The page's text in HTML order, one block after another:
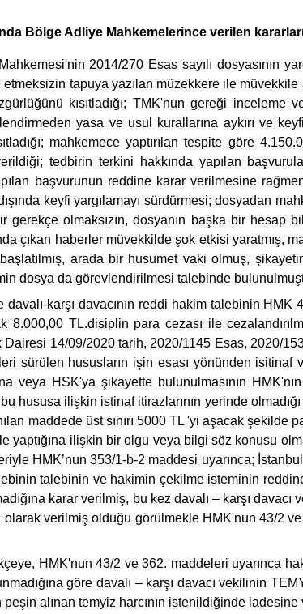
Bölge Adliye Mahkemelerince verilen
2014/270 Esas sayılı dosyasının
tapuya yazılan müzekkere ile müvekkile
kısıtladığı; TMK'nun gereği inceleme
yasa ve usul kurallarına aykırı ve
mahkemece yaptırılan tespite göre
tedbirin terkini hakkında yapılan
başvurunun reddine karar verilmesine
keyfi yargılamayı sürdürmesi; dosyadan
olmaksızın, dosyanın başka bir
çıkan haberler müvekkilde şok etkisi yaratmış,
arada bir husumet vaki olmuş,
dosya da görevlendirilmesi talebinde
karşı davacının reddi hakim talebinin
8.000,00 TL.disiplin para cezası ile
14/09/2020 tarih, 2020/1145 Esas, 2020/
sürülen hususların işin esası yönünden
veya HSK'ya şikayette bulunulmasının
hususa ilişkin istinaf itirazlarının yerinde
maddede üst sınırı 5000 TL 'yi aşacak
yaptığına ilişkin bir olgu veya bilgi söz konusu
HMK’nun 353/1-b-2 maddesi uyarınca;
talebinin ve hakimin çekilme isteminin
karar verilmiş, bu kez davalı – karşı
verilmiş olduğu görülmekle HMK'nun 43/2
HMK'nun 43/2 ve 362. maddeleri
göre davalı – karşı davacı vekilinin
alınan temyiz harcının istenildiğinde